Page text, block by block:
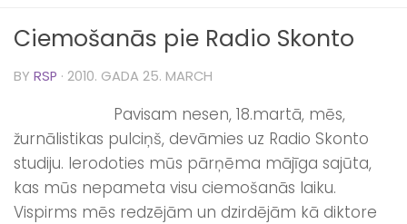
Ciemošanās pie Radio Skonto
BY RSP · 2010. GADA 25. MARCH
Pavisam nesen, 18.martā, mēs,
žurnālistikas pulciņš, devāmies uz Radio Skonto
studiju. Ierodoties mūs pārņēma mājīga sajūta,
kas mūs nepameta visu ciemošanās laiku.
Vispirms mēs redzējām un dzirdējām kā diktore